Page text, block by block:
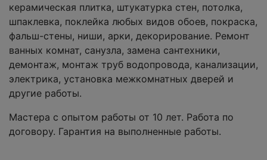
керамическая плитка, штукатурка стен, потолка,
шпаклевка, поклейка любых видов обоев, покраска,
фальш-стены, ниши, арки, декорирование. Ремонт
ванных комнат, санузла, замена сантехники,
демонтаж, монтаж труб водопровода, канализации,
электрика, установка межкомнатных дверей и
другие работы.
Мастера с опытом работы от 10 лет. Работа по
договору. Гарантия на выполненные работы.